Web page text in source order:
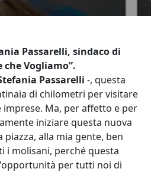
Passarelli, sindaco di
Vogliamo”.
Passarelli -, questa
di chilometri per visitare
Ma, per affetto e per
iniziare questa nuova
alla mia gente, ben
i molisani, perché questa
per tutti noi di